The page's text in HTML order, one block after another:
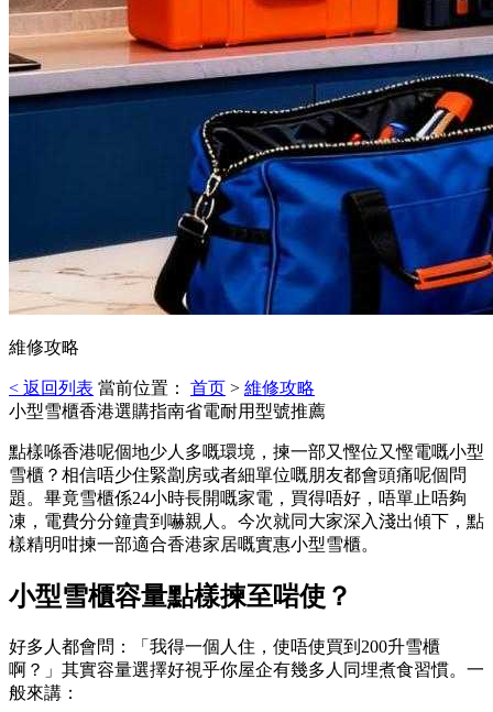
維修攻略
< 返回列表 當前位置： 首页 > 維修攻略
小型雪櫃香港選購指南省電耐用型號推薦
點樣喺香港呢個地少人多嘅環境，揀一部又慳位又慳電嘅小型
雪櫃？相信唔少住緊劏房或者細單位嘅朋友都會頭痛呢個問
題。畢竟雪櫃係24小時長開嘅家電，買得唔好，唔單止唔夠
凍，電費分分鐘貴到嚇親人。今次就同大家深入淺出傾下，點
樣精明咁揀一部適合香港家居嘅實惠小型雪櫃。
小型雪櫃容量點樣揀至啱使？
好多人都會問：「我得一個人住，使唔使買到200升雪櫃
啊？」其實容量選擇好視乎你屋企有幾多人同埋煮食習慣。一
般來講：